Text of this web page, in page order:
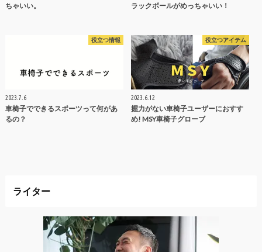
ちゃいい。
ラックボールがめっちゃいい！
役立つ情報
2023.7.6
車椅子でできるスポーツって何があ
るの？
役立つアイテム
2023.6.12
握力がない車椅子ユーザーにおすす
め! MSY車椅子グローブ
ライター